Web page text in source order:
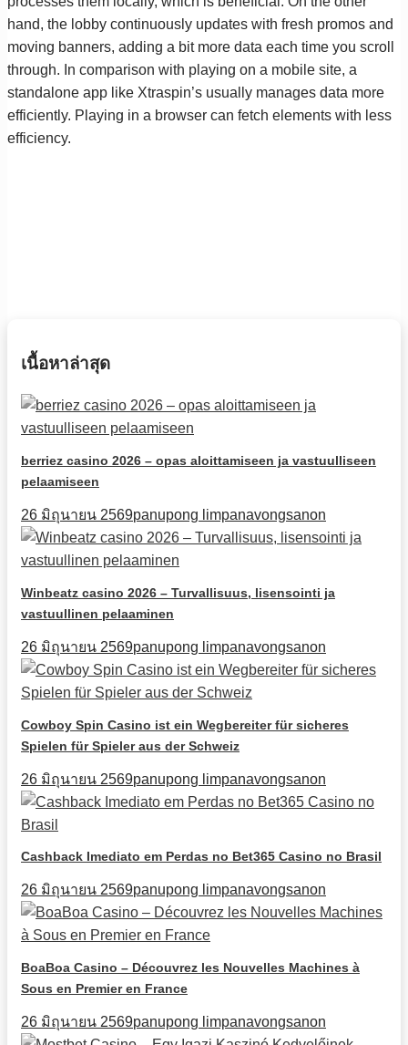
hand, the lobby continuously updates with fresh promos and
moving banners, adding a bit more data each time you scroll
through. In comparison with playing on a mobile site, a
standalone app like Xtraspin’s usually manages data more
efficiently. Playing in a browser can fetch elements with less
efficiency.
เนื้อหาล่าสุด
berriez casino 2026 – opas aloittamiseen ja vastuulliseen
pelaamiseen
26 มิถุนายน 2569panupong limpanavongsanon
Winbeatz casino 2026 – Turvallisuus, lisensointi ja
vastuullinen pelaaminen
26 มิถุนายน 2569panupong limpanavongsanon
Cowboy Spin Casino ist ein Wegbereiter für sicheres
Spielen für Spieler aus der Schweiz
26 มิถุนายน 2569panupong limpanavongsanon
Cashback Imediato em Perdas no Bet365 Casino no Brasil
26 มิถุนายน 2569panupong limpanavongsanon
BoaBoa Casino – Découvrez les Nouvelles Machines à
Sous en Premier en France
26 มิถุนายน 2569panupong limpanavongsanon